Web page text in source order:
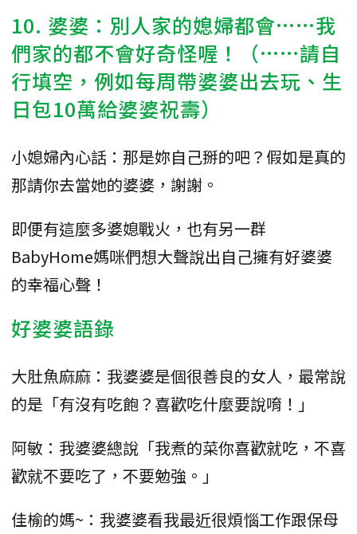
10. 婆婆：別人家的媳婦都會……我
們家的都不會好奇怪喔！（……請自
行填空，例如每周帶婆婆出去玩、生
日包10萬給婆婆祝壽）
小媳婦內心話：那是妳自己掰的吧？假如是真的
那請你去當她的婆婆，謝謝。
即便有這麼多婆媳戰火，也有另一群
BabyHome媽咪們想大聲說出自己擁有好婆婆
的幸福心聲！
好婆婆語錄
大肚魚麻麻：我婆婆是個很善良的女人，最常說
的是「有沒有吃飽？喜歡吃什麼要說唷！」
阿敏：我婆婆總說「我煮的菜你喜歡就吃，不喜
歡就不要吃了，不要勉強。」
佳榆的媽~：我婆婆看我最近很煩惱工作跟保母